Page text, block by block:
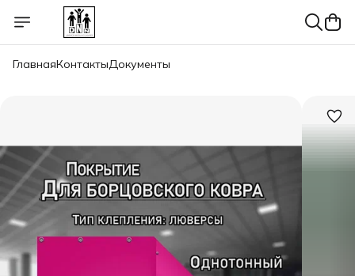
ГлавнаяКонтактыДокументы